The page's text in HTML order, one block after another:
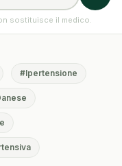
sostituisce il medico.
#Ipertensione